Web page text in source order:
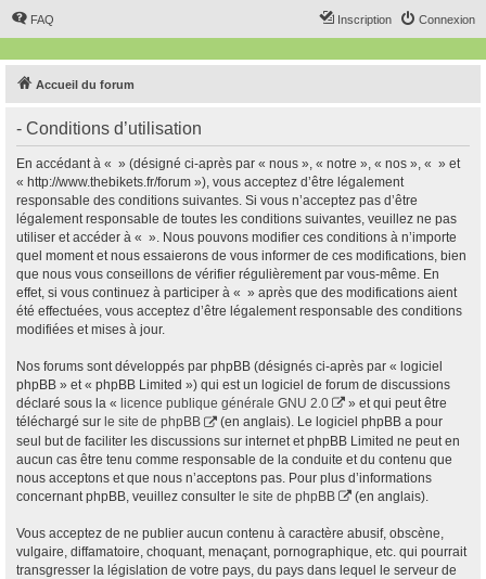
FAQ Connexion
Inscription
Accueil du forum
- Conditions d’utilisation
En accédant à « » (désigné ci-après par « nous », « notre », « nos », « » et
« http://www.thebikets.fr/forum »), vous acceptez d’être légalement
responsable des conditions suivantes. Si vous n’acceptez pas d’être
légalement responsable de toutes les conditions suivantes, veuillez ne pas
utiliser et accéder à « ». Nous pouvons modifier ces conditions à n’importe
quel moment et nous essaierons de vous informer de ces modifications, bien
que nous vous conseillons de vérifier régulièrement par vous-même. En
effet, si vous continuez à participer à « » après que des modifications aient
été effectuées, vous acceptez d’être légalement responsable des conditions
modifiées et mises à jour.
Nos forums sont développés par phpBB (désignés ci-après par « logiciel
phpBB » et « phpBB Limited ») qui est un logiciel de forum de discussions
déclaré sous la « licence publique générale GNU 2.0
» et qui peut être
téléchargé sur le site de phpBB
(en anglais). Le logiciel phpBB a pour
seul but de faciliter les discussions sur internet et phpBB Limited ne peut en
aucun cas être tenu comme responsable de la conduite et du contenu que
nous acceptons et que nous n’acceptons pas. Pour plus d’informations
concernant phpBB, veuillez consulter le site de phpBB (en anglais).
Vous acceptez de ne publier aucun contenu à caractère abusif, obscène,
vulgaire, diffamatoire, choquant, menaçant, pornographique, etc. qui pourrait
transgresser la législation de votre pays, du pays dans lequel le serveur de